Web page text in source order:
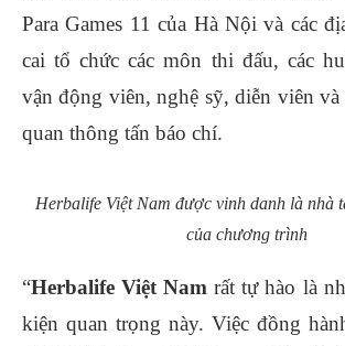
Para Games 11 của Hà Nội và các
cai tổ chức các môn thi đấu, các
vận động viên, nghệ sỹ, diễn viên và
quan thông tấn báo chí.
Herbalife Việt Nam được vinh danh là nhà
của chương trình
“Herbalife Việt Nam rất tự hào là
kiện quan trọng này. Việc đồng